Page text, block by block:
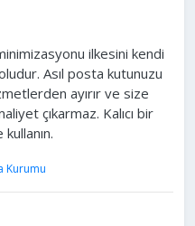
ilkesini kendi
Asıl posta kutunuzu
ayırır ve size
çıkarmaz. Kalıcı bir
Kurumu